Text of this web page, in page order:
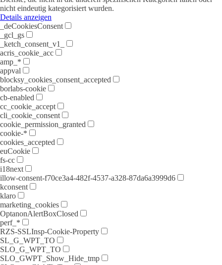
nicht eindeutig kategorisiert wurden.
Details anzeigen
_deCookiesConsent
_gcl_gs
_ketch_consent_v1_
acris_cookie_acc
amp_*
appval
blocksy_cookies_consent_accepted
borlabs-cookie
cb-enabled
cc_cookie_accept
cli_cookie_consent
cookie_permission_granted
cookie-*
cookies_accepted
euCookie
fs-cc
i18next
illow-consent-f70ce3a4-482f-4537-a328-87da6a3999d6
kconsent
klaro
marketing_cookies
OptanonAlertBoxClosed
perf_*
RZS-SSLInsp-Cookie-Property
SL_G_WPT_TO
SLO_G_WPT_TO
SLO_GWPT_Show_Hide_tmp